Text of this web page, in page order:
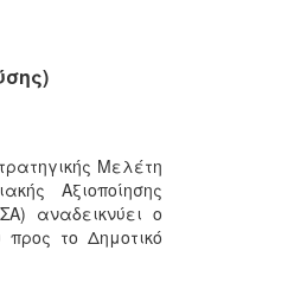
Μελέτη
Αξιοποίησης
αναδεικνύει ο
το Δημοτικό